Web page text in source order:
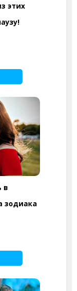
этих
в
зодиака